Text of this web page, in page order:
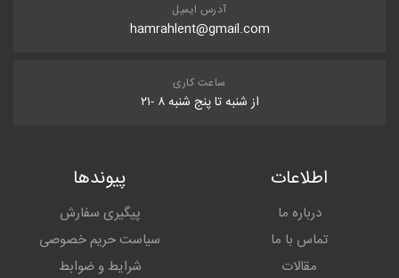
آدرس ایمیل
hamrahlent@gmail.com
ساعت کاری
از شنبه تا پنج شنبه ۸ -۲۱
اطلاعات
درباره ما
تماس با ما
مقالات
پیوندها
پیگیری سفارش
سیاست حریم خصوصی
شرایط و ضوابط